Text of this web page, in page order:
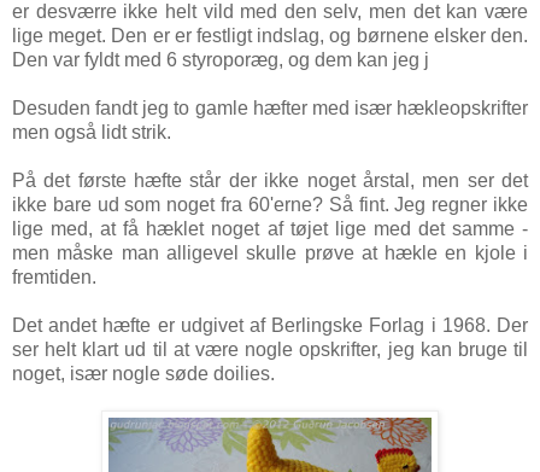
er desværre ikke helt vild med den selv, men det kan være
lige meget. Den er er festligt indslag, og børnene elsker den.
Den var fyldt med 6 styroporæg, og dem kan jeg j
Desuden fandt jeg to gamle hæfter med især hækleopskrifter
men også lidt strik.
På det første hæfte står der ikke noget årstal, men ser det
ikke bare ud som noget fra 60'erne? Så fint. Jeg regner ikke
lige med, at få hæklet noget af tøjet lige med det samme -
men måske man alligevel skulle prøve at hækle en kjole i
fremtiden.
Det andet hæfte er udgivet af Berlingske Forlag i 1968. Der
ser helt klart ud til at være nogle opskrifter, jeg kan bruge til
noget, især nogle søde doilies.